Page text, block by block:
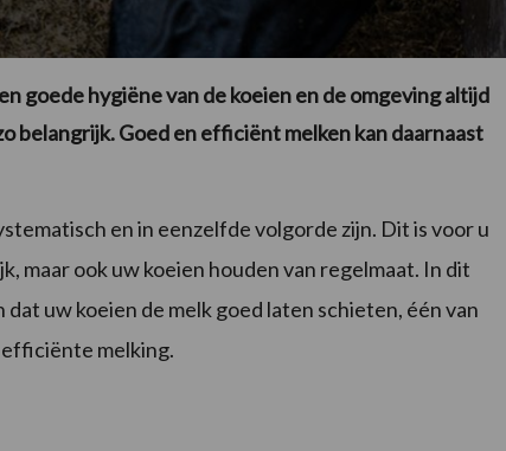
goede hygiëne van de koeien en de omgeving altijd
belangrijk. Goed en efficiënt melken kan daarnaast
en in eenzelfde volgorde zijn. Dit is voor u
maar ook uw koeien houden van regelmaat. In dit
uw koeien de melk goed laten schieten, één van
melking.